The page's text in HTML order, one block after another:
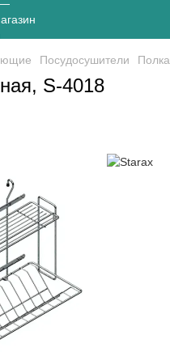
Посудосушители
S-4018